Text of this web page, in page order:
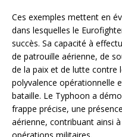
Ces exemples mettent en
dans lesquelles le
succès. Sa capacité à
de patrouille aérienne, de
de la paix et de lutte contre
polyvalence opérationnelle
bataille. Le Typhoon a
frappe précise, une
aérienne, contribuant ainsi
opérations militaires.